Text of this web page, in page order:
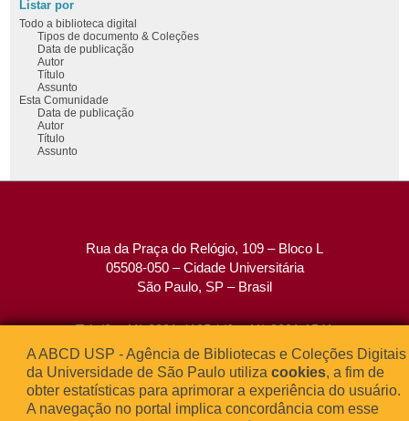
Listar por
Todo a biblioteca digital
Tipos de documento & Coleções
Data de publicação
Autor
Título
Assunto
Esta Comunidade
Data de publicação
Autor
Título
Assunto
Rua da Praça do Relógio, 109 – Bloco L
05508-050 – Cidade Universitária
São Paulo, SP – Brasil
Tel: (0xx11) 3091-4195 / (0xx11) 3091-1541
Fax: (0xx11) 3091-1567
E-mail:atendimento@abcd.usp.br
A ABCD USP - Agência de Bibliotecas e Coleções Digitais
da Universidade de São Paulo utiliza cookies, a fim de
obter estatísticas para aprimorar a experiência do usuário.
A navegação no portal implica concordância com esse